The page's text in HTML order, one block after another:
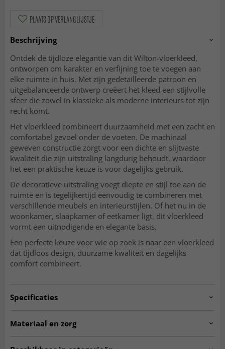
PLAATS OP VERLANGLIJSTJE
Beschrijving
Ontdek de tijdloze elegantie van dit Wilton-vloerkleed,
ontworpen om karakter en verfijning toe te voegen aan
elke ruimte in huis. Met zijn gedetailleerde patroon en
uitgebalanceerde ontwerp creëert het kleed een stijlvolle
sfeer die zowel in klassieke als moderne interieurs tot zijn
recht komt.
Het vloerkleed combineert duurzaamheid met een zacht en
comfortabel gevoel onder de voeten. De machinaal
geweven constructie zorgt voor een dichte en slijtvaste
kwaliteit die zijn uitstraling langdurig behoudt, waardoor
het een praktische keuze is voor dagelijks gebruik.
De decoratieve uitstraling voegt diepte en stijl toe aan de
ruimte en is tegelijkertijd eenvoudig te combineren met
verschillende meubels en interieurstijlen. Of het nu in de
woonkamer, slaapkamer of eetkamer ligt, dit vloerkleed
vormt een uitnodigende en elegante basis.
Een perfecte keuze voor wie op zoek is naar een vloerkleed
dat tijdloos design, duurzame kwaliteit en dagelijks
comfort combineert.
Specificaties
Materiaal en zorg
MATERIAAL